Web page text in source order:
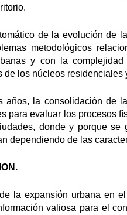
de la evolución de
metodológicos
y con la
de los núcleos residenciales
años, la consolidación de
para evaluar los procesos
donde y porque se
dependiendo de las
la expansión urbana en
valiosa para el